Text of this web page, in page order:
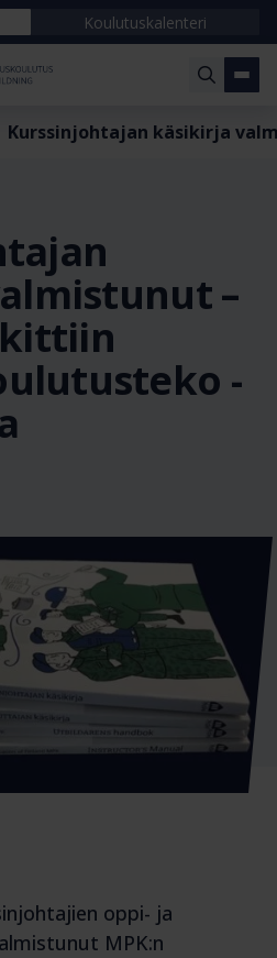
Koulutuskalenteri
Kurssinjohtajan käsikirja
–
-
oppi- ja
MPK:n